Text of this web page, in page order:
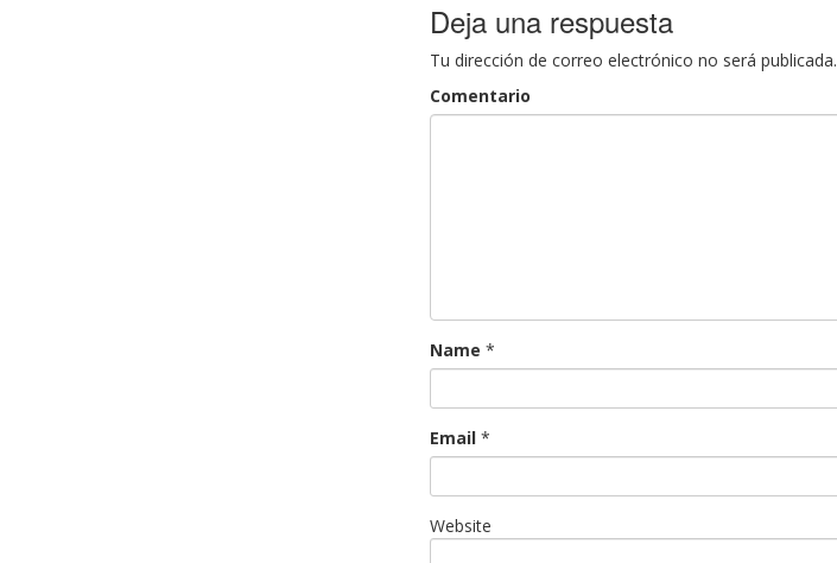
Deja una respuesta
Tu dirección de correo electrónico no será publicada.
Comentario
Name *
Email *
Website